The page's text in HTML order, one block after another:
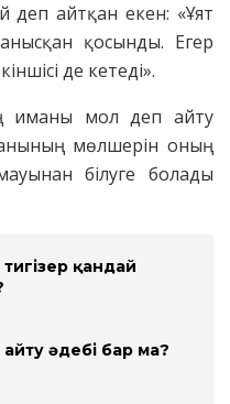
деп айтқан екен: «Ұят
қосынды. Егер
де кетеді».
иманы мол деп айту
мөлшерін оның
білуге болады
тигізер қандай
айту әдебі бар ма?